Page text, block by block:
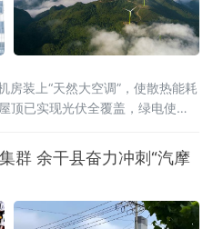
房装上“天然大空调”，使散热能耗
顶已实现光伏全覆盖，绿电使用
群 余干县奋力冲刺“汽摩